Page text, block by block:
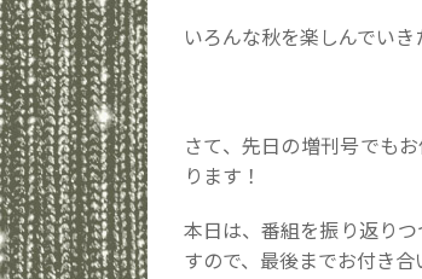
いろんな秋を楽しんでい
さて、先日の増刊号でも
ります！
本日は、番組を振り返り
すので、最後までお付き合